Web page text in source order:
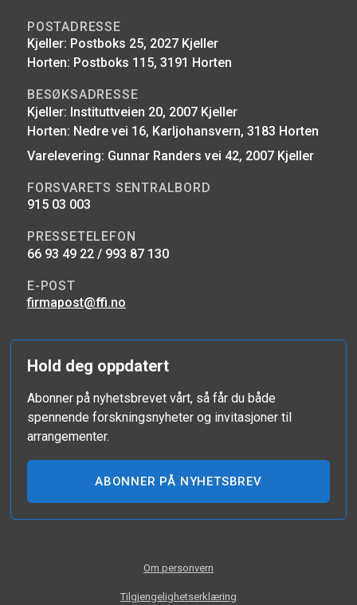
POSTADRESSE
Kjeller: Postboks 25, 2027 Kjeller
Horten: Postboks 115, 3191 Horten
BESØKSADRESSE
Kjeller: Instituttveien 20, 2007 Kjeller
Horten: Nedre vei 16, Karljohansvern, 3183 Horten
Varelevering: Gunnar Randers vei 42, 2007 Kjeller
FORSVARETS SENTRALBORD
915 03 003
PRESSETELEFON
66 93 49 22 / 993 87 130
E-POST
firmapost@ffi.no
Hold deg oppdatert
Abonner på nyhetsbrevet vårt, så får du både
spennende forskningsnyheter og invitasjoner til
arrangementer.
ABONNER PÅ NYHETSBREV
Om personvern
Tilgjengelighetserklæring